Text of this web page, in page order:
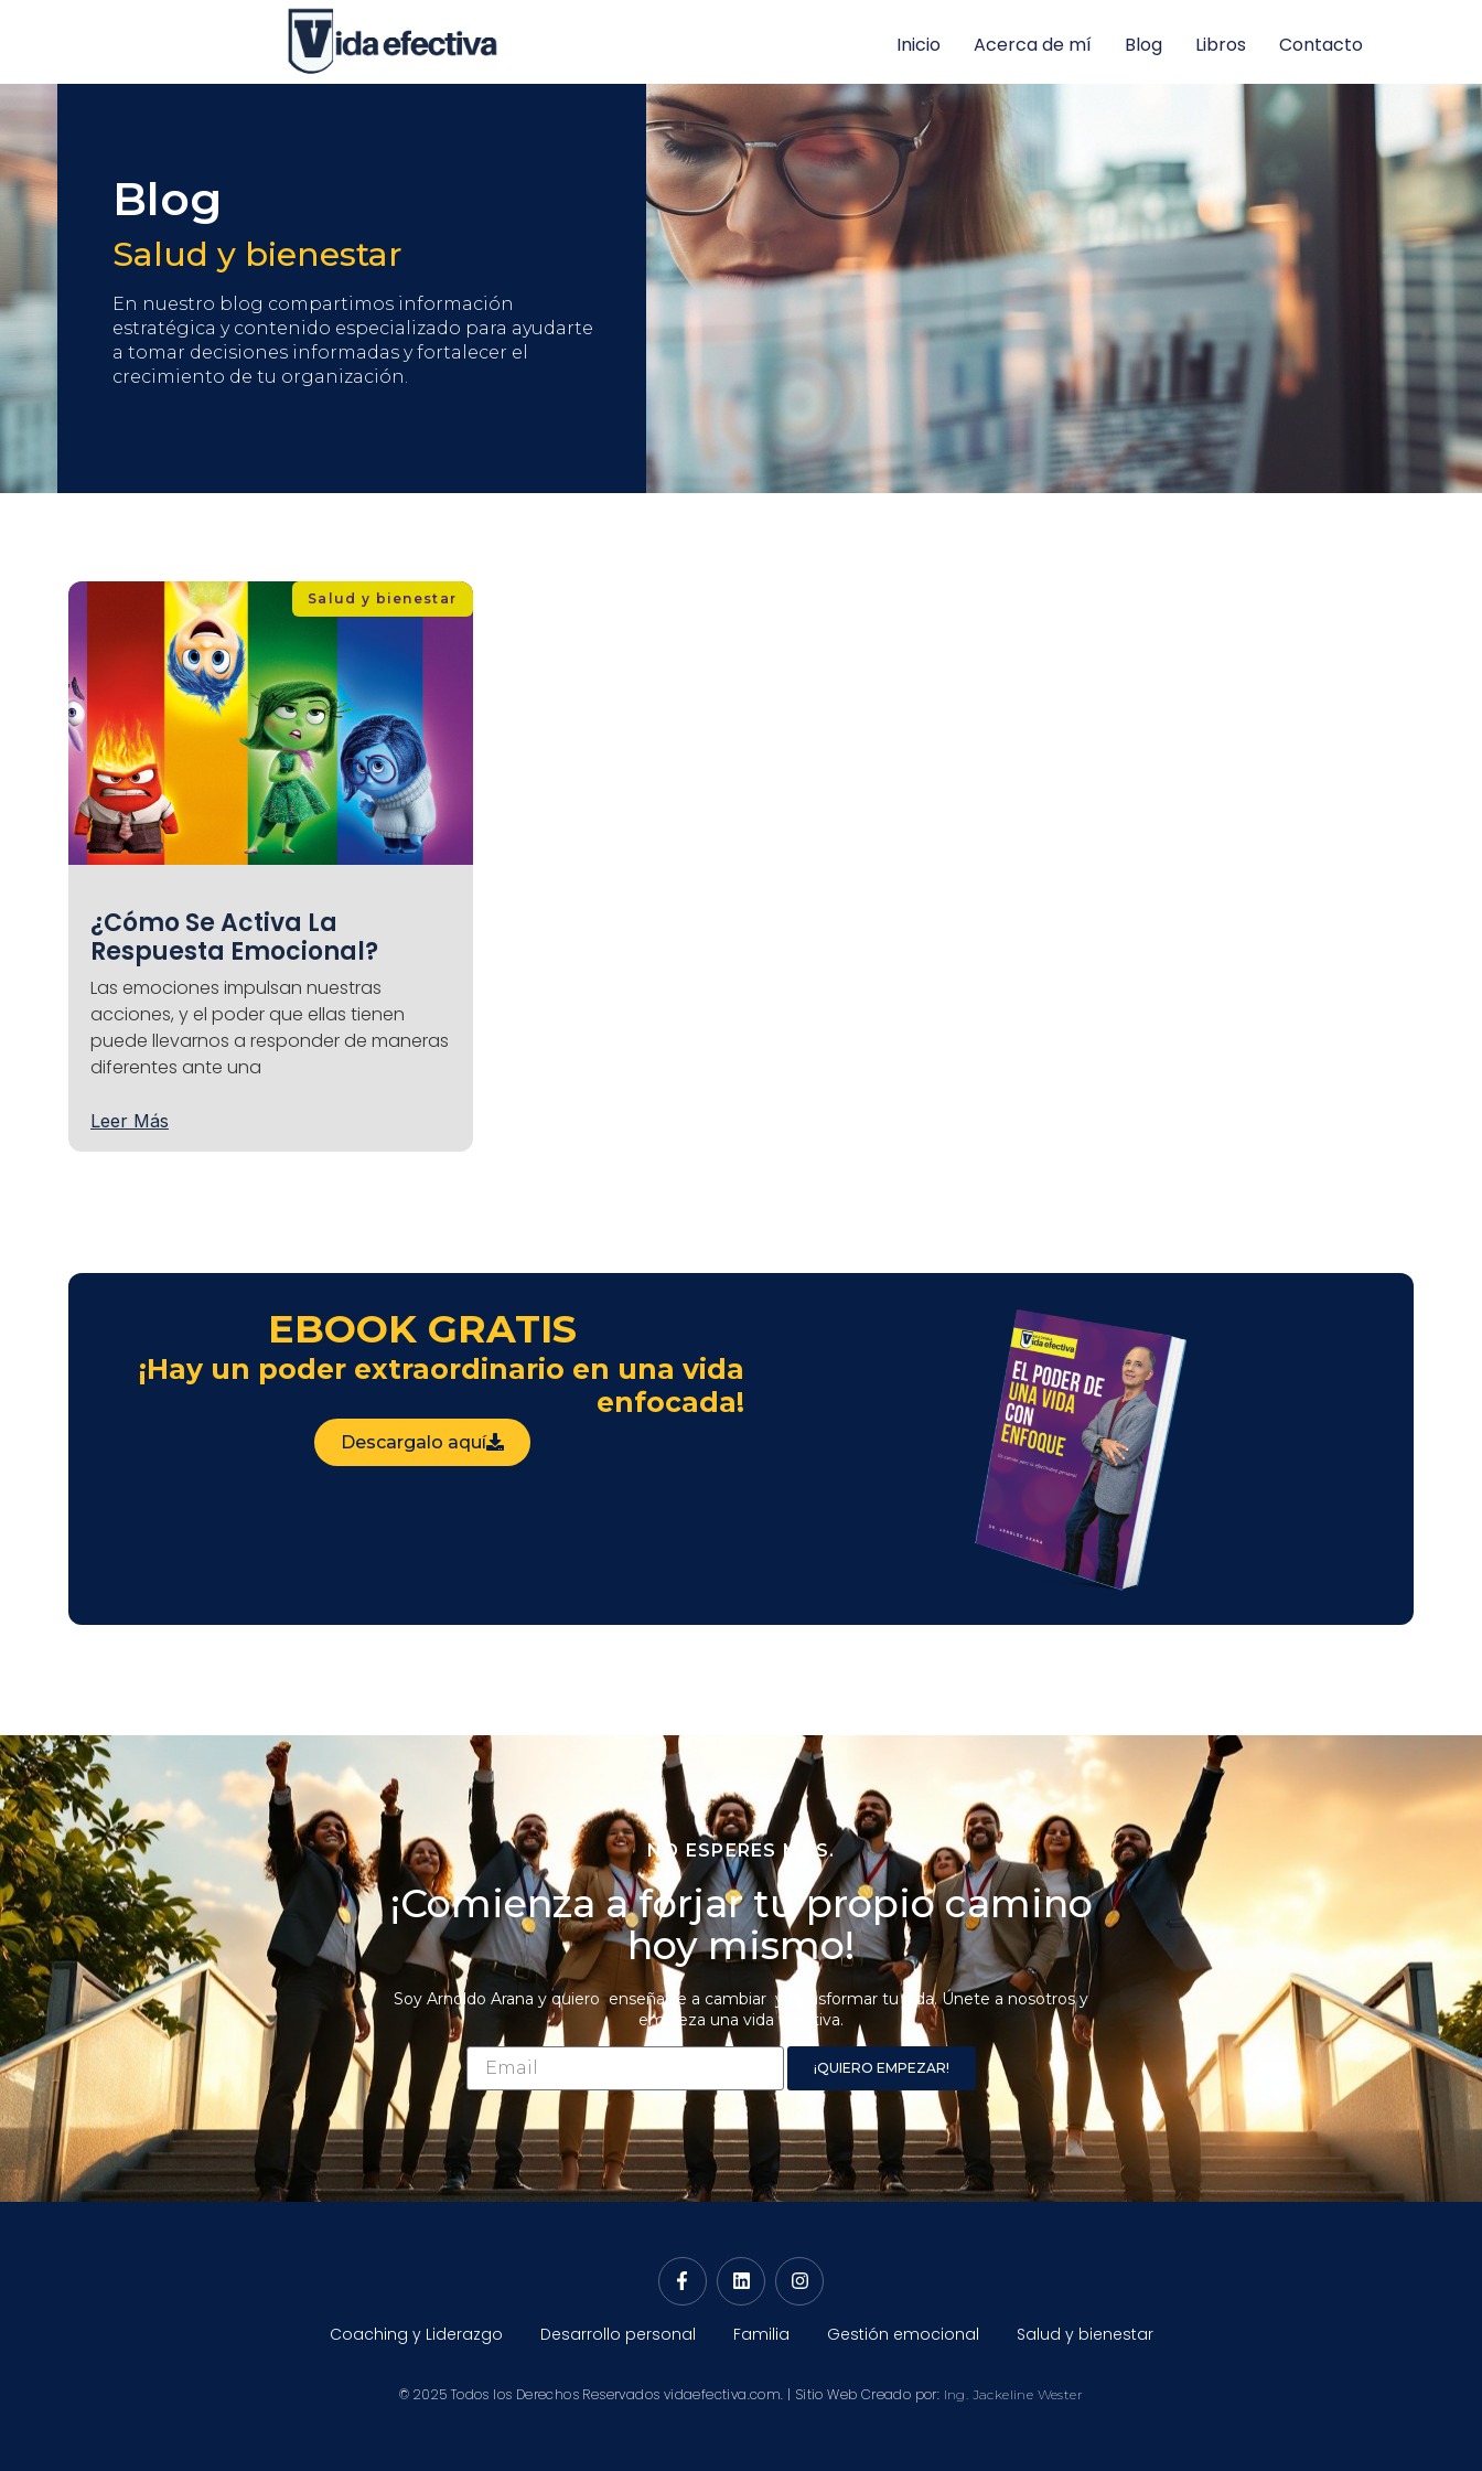
Inicio Acerca de mí Blog Libros Contacto
Blog
Salud y bienestar
En nuestro blog compartimos información
estratégica y contenido especializado para ayudarte
a tomar decisiones informadas y fortalecer el
crecimiento de tu organización.
Salud y bienestar
¿Cómo Se Activa La
Respuesta Emocional?
Las emociones impulsan nuestras
acciones, y el poder que ellas tienen
puede llevarnos a responder de maneras
diferentes ante una
Leer Más
EBOOK GRATIS
¡Hay un poder extraordinario en una vida
enfocada!
Descargalo aquí
NO ESPERES MÁS.
¡Comienza a forjar tu propio camino
hoy mismo!
Soy Arnoldo Arana y quiero enseñarte a cambiar y transformar tu vida. Únete a nosotros y
empieza una vida efectiva.
¡QUIERO EMPEZAR!
Coaching y Liderazgo Desarrollo personal Familia Gestión emocional Salud y bienestar
© 2025 Todos los Derechos Reservados vidaefectiva.com. | Sitio Web Creado por: Ing. Jackeline Wester